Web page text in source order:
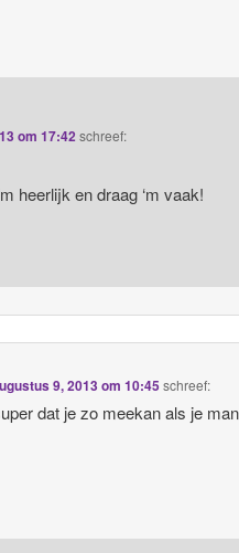
om 17:42schreef:
heerlijk en draag ‘m vaak!
9, 2013 om 10:45 schreef:
dat je zo meekan als je